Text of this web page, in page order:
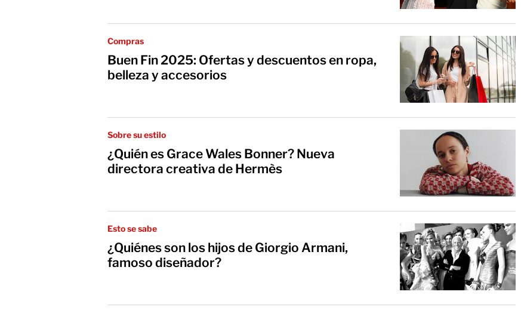
Compras
Buen Fin 2025: Ofertas y descuentos en ropa,
belleza y accesorios
Sobre su estilo
¿Quién es Grace Wales Bonner? Nueva
directora creativa de Hermès
Esto se sabe
¿Quiénes son los hijos de Giorgio Armani,
famoso diseñador?